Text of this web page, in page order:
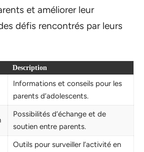
et améliorer leur
défis rencontrés par leurs
Description
Informations et conseils pour les
parents d’adolescents.
Possibilités d’échange et de
soutien entre parents.
Outils pour surveiller l’activité en